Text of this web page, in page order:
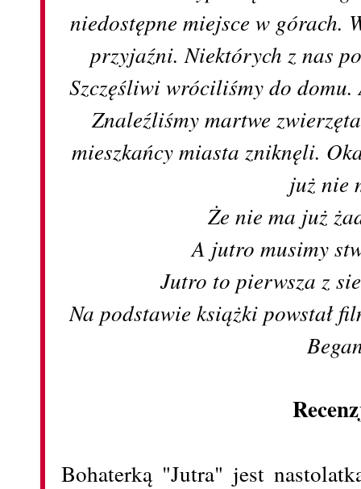
niedostępne miejsce w górach.
przyjaźni. Niektórych z nas
Szczęśliwi wróciliśmy do domu.
Znaleźliśmy martwe
mieszkańcy miasta zniknęli.
już nie
Że nie ma już
A jutro musimy
Jutro to pierwsza z
Na podstawie książki powstał
Bohaterką "Jutra" jest